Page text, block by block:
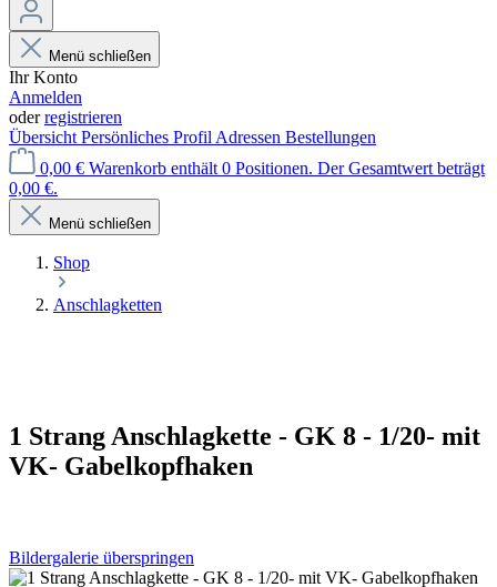
Menü schließen
Ihr Konto
Anmelden
oderregistrieren
Übersicht Persönliches Profil Adressen Bestellungen
0,00 € Warenkorb enthält 0 Positionen. Der Gesamtwert beträgt
0,00 €.
Menü schließen
Shop
Anschlagketten
1 Strang Anschlagkette - GK 8 - 1/20- mit
VK- Gabelkopfhaken
Bildergalerie überspringen